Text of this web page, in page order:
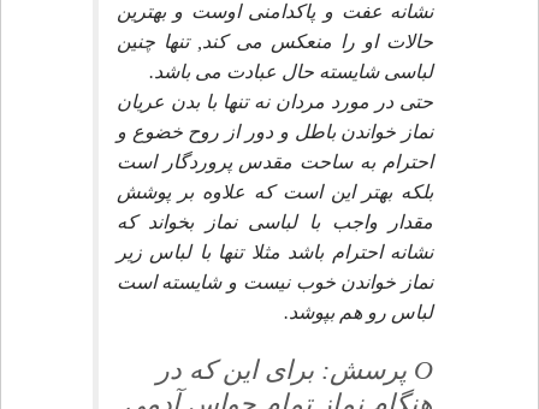
نشانه عفت و پاكدامنى اوست و بهترين
حالات او را منعكس مى كند, تنها چنين
لباسى شايسته حال عبادت مى باشد.
حتى در مورد مردان نه تنها با بدن عريان
نماز خواندن باطل و دور از روح خضوع و
احترام به ساحت مقدس پروردگار است
بلكه بهتر اين است كه علاوه بر پوشش
مقدار واجب با لباسى نماز بخواند كه
نشانه احترام باشد مثلا تنها با لباس زير
نماز خواندن خوب نيست و شايسته است
لباس رو هم بپوشد.
O پرسش: براى اين كه در